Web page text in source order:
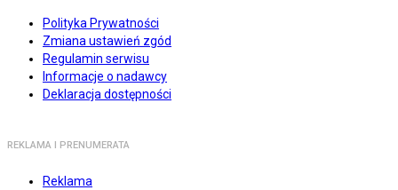
Polityka Prywatności
Zmiana ustawień zgód
Regulamin serwisu
Informacje o nadawcy
Deklaracja dostępności
REKLAMA I PRENUMERATA
Reklama